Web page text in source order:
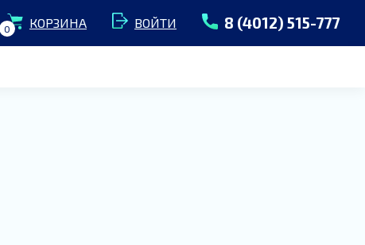
КОРЗИНА
0 ВОЙТИ 8 (4012) 515-777